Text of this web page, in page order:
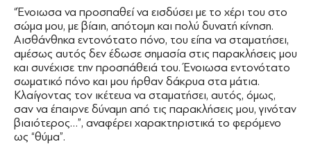
“Ένοιωσα να προσπαθεί να εισδύσει με το χέρι του στο
σώμα μου, με βίαιη, απότομη και πολύ δυνατή κίνηση.
Αισθάνθηκα εντονότατο πόνο, του είπα να σταματήσει,
αμέσως αυτός δεν έδωσε σημασία στις παρακλήσεις μου
και συνέχισε την προσπάθειά του. Ένοιωσα εντονότατο
σωματικό πόνο και μου ήρθαν δάκρυα στα μάτια.
Κλαίγοντας τον ικέτευα να σταματήσει, αυτός, όμως,
σαν να έπαιρνε δύναμη από τις παρακλήσεις μου, γινόταν
βιαιότερος…”, αναφέρει χαρακτηριστικά το φερόμενο
ως “θύμα”.